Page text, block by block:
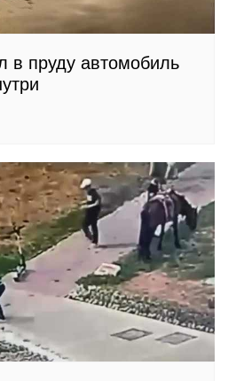
в пруду автомобиль